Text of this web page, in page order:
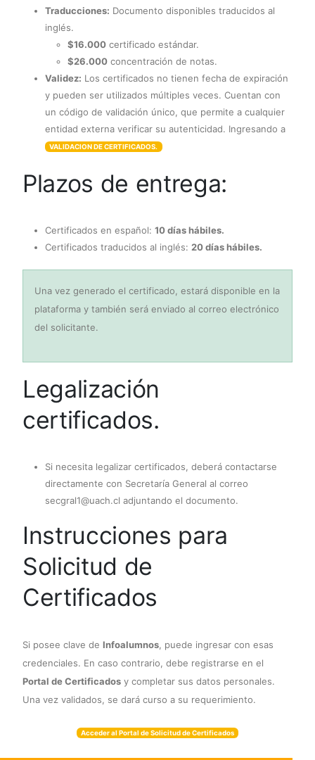
Traducciones: Documento disponibles traducidos al
inglés.
$16.000 certificado estándar.
$26.000 concentración de notas.
Validez: Los certificados no tienen fecha de expiración
y pueden ser utilizados múltiples veces. Cuentan con
un código de validación único, que permite a cualquier
entidad externa verificar su autenticidad. Ingresando a
VALIDACION DE CERTIFICADOS.
Plazos de entrega:
Certificados en español: 10 días hábiles.
Certificados traducidos al inglés: 20 días hábiles.
Una vez generado el certificado, estará disponible en la
plataforma y también será enviado al correo electrónico
del solicitante.
Legalización
certificados.
Si necesita legalizar certificados, deberá contactarse
directamente con Secretaría General al correo
secgral1@uach.cl adjuntando el documento.
Instrucciones para
Solicitud de
Certificados
Si posee clave de Infoalumnos , puede ingresar con esas
credenciales. En caso contrario, debe registrarse en el
Portal de Certificados y completar sus datos personales.
Una vez validados, se dará curso a su requerimiento.
Acceder al Portal de Solicitud de Certificados